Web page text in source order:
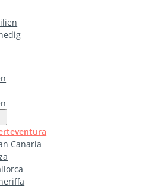
Canaria